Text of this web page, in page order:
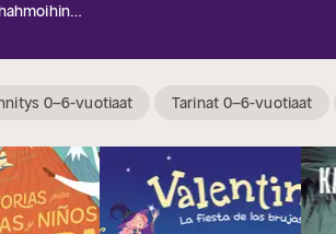
tai
0–6-vuotiaat Tarinat 0–6-vuotiaat